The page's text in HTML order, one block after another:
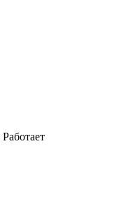
Работает